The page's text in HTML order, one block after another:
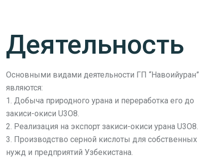
Деятельность
Основными видами деятельности ГП “Навоийуран”
являются:
1. Добыча природного урана и переработка его до
закиси-окиси U3O8.
2. Реализация на экспорт закиси-окиси урана U3O8.
3. Производство серной кислоты для собственных
нужд и предприятий Узбекистана.